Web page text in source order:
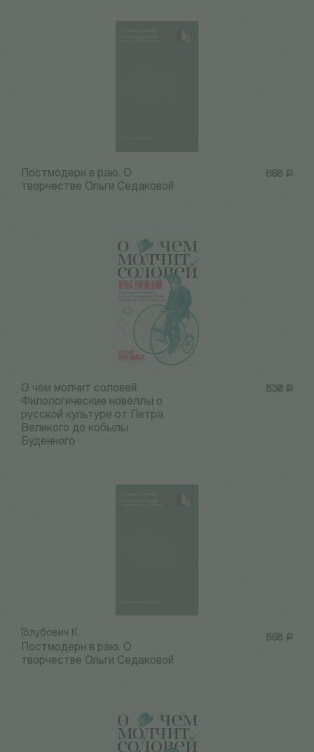
668 Р
Постмодерн в раю. О
творчестве Ольги Седаковой
830 Р
О чем молчит соловей.
Филологические новеллы о
русской культуре от Петра
Великого до кобылы
Буденного
668 Р
Голубович К.
Постмодерн в раю. О
творчестве Ольги Седаковой